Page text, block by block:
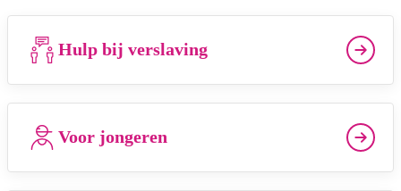
Hulp bij verslaving
Voor jongeren